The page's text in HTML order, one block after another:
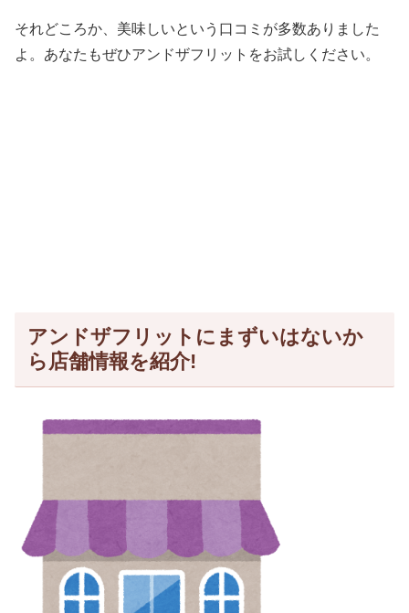
それどころか、美味しいという口コミが多数ありました
よ。あなたもぜひアンドザフリットをお試しください。
アンドザフリットにまずいはないか
ら店舗情報を紹介!